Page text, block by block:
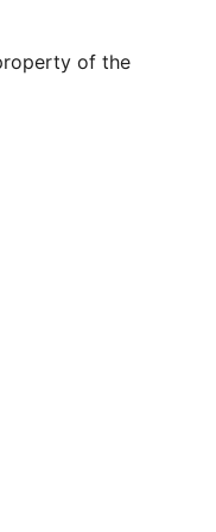
of the